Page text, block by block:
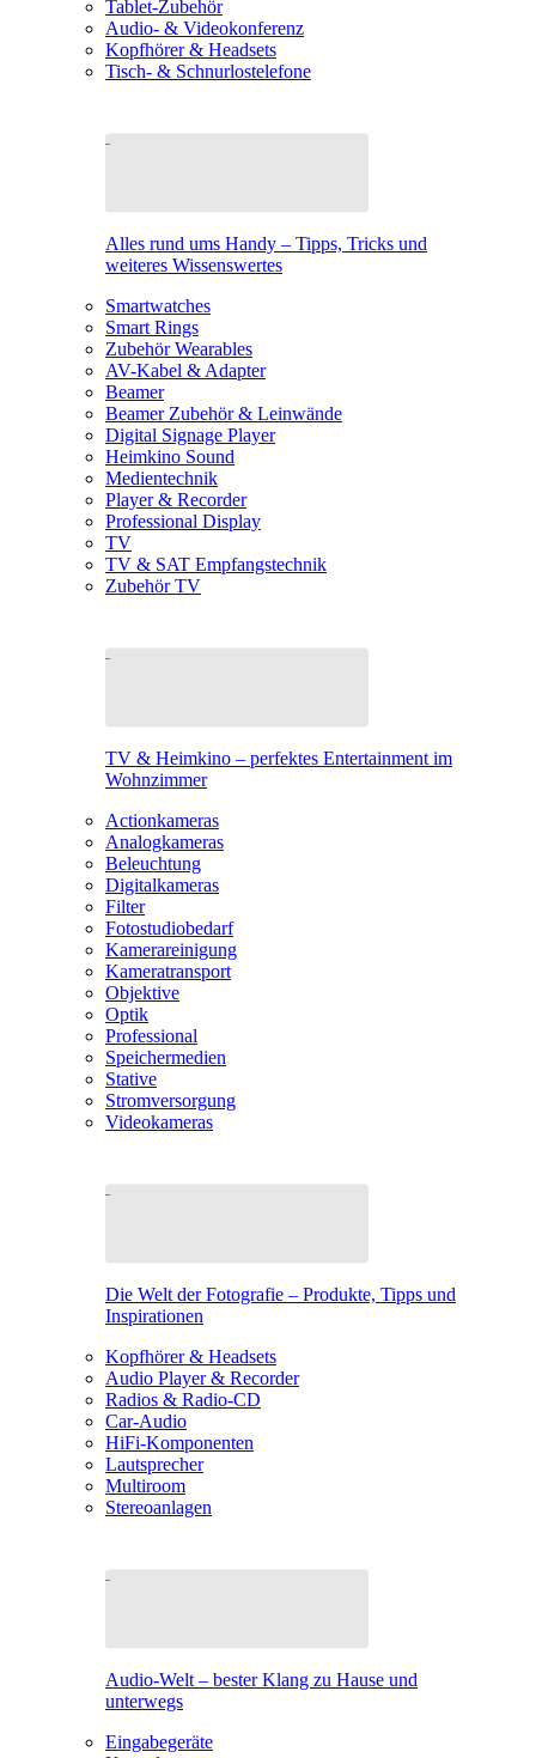
Tablet-Zubehör
Audio- & Videokonferenz
Kopfhörer & Headsets
Tisch- & Schnurlostelefone
Alles rund ums Handy – Tipps, Tricks und
weiteres Wissenswertes
Smartwatches
Smart Rings
Zubehör Wearables
AV-Kabel & Adapter
Beamer
Beamer Zubehör & Leinwände
Digital Signage Player
Heimkino Sound
Medientechnik
Player & Recorder
Professional Display
TV
TV & SAT Empfangstechnik
Zubehör TV
TV & Heimkino – perfektes Entertainment im
Wohnzimmer
Actionkameras
Analogkameras
Beleuchtung
Digitalkameras
Filter
Fotostudiobedarf
Kamerareinigung
Kameratransport
Objektive
Optik
Professional
Speichermedien
Stative
Stromversorgung
Videokameras
Die Welt der Fotografie – Produkte, Tipps und
Inspirationen
Kopfhörer & Headsets
Audio Player & Recorder
Radios & Radio-CD
Car-Audio
HiFi-Komponenten
Lautsprecher
Multiroom
Stereoanlagen
Audio-Welt – bester Klang zu Hause und
unterwegs
Eingabegeräte